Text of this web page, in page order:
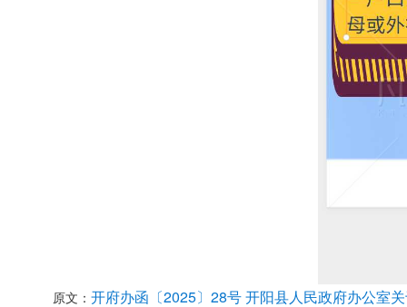
原文： 开府办函〔2025〕28号 开阳县人民政府办公室